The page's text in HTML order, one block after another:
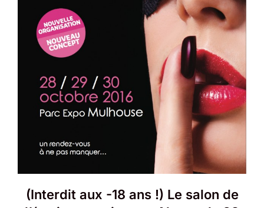
(Interdit aux -18 ans !) Le salon de